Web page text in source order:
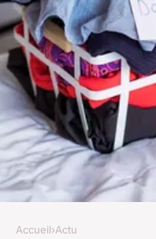
Accueil›Actu